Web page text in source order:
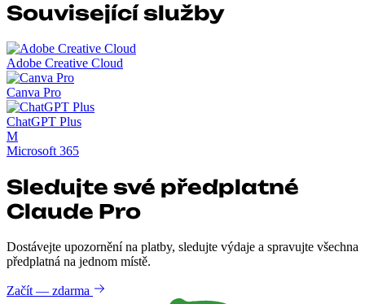
Související služby
Adobe Creative Cloud
Canva Pro
ChatGPT Plus
M
Microsoft 365
Sledujte své předplatné
Claude Pro
Dostávejte upozornění na platby, sledujte výdaje a spravujte všechna
předplatná na jednom místě.
Začít — zdarma